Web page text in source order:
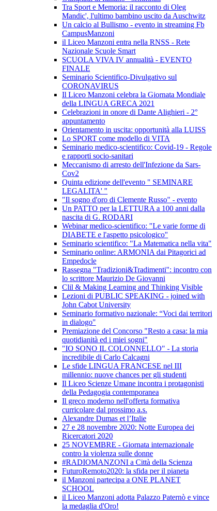
Tra Sport e Memoria: il racconto di Oleg
Mandic', l'ultimo bambino uscito da Auschwitz
Un calcio al Bullismo - evento in streaming Fb
CampusManzoni
il Liceo Manzoni entra nella RNSS - Rete
Nazionale Scuole Smart
SCUOLA VIVA IV annualità - EVENTO
FINALE
Seminario Scientifico-Divulgativo sul
CORONAVIRUS
Il Liceo Manzoni celebra la Giornata Mondiale
della LINGUA GRECA 2021
Celebrazioni in onore di Dante Alighieri - 2°
appuntamento
Orientamento in uscita: opportunità alla LUISS
Lo SPORT come modello di VITA
Seminario medico-scientifico: Covid-19 - Regole
e rapporti socio-sanitari
Meccanismo di arresto dell'Infezione da Sars-
Cov2
Quinta edizione dell'evento " SEMINARE
LEGALITA' "
"Il sogno d'oro di Clemente Russo" - evento
Un PATTO per la LETTURA a 100 anni dalla
nascita di G. RODARI
Webinar medico-scientifico: "Le varie forme di
DIABETE e l'aspetto psicologico"
Seminario scientifico: "La Matematica nella vita"
Seminario online: ARMONIA dai Pitagorici ad
Empedocle
Rassegna "Tradizioni&Tradimenti": incontro con
lo scrittore Maurizio De Giovanni
Clil & Making Learning and Thinking Visible
Lezioni di PUBLIC SPEAKING - joined with
John Cabot University
Seminario formativo nazionale: “Voci dai territori
in dialogo"
Premiazione del Concorso "Resto a casa: la mia
quotidianità ed i miei sogni"
"IO SONO IL COLONNELLO" - La storia
incredibile di Carlo Calcagni
Le sfide LINGUA FRANCESE nel III
millennio: nuove chances per gli studenti
Il Liceo Scienze Umane incontra i protagonisti
della Pedagogia contemporanea
Il greco moderno nell'offerta formativa
curricolare dal prossimo a.s.
Alexandre Dumas et l’Italie
27 e 28 novembre 2020: Notte Europea dei
Ricercatori 2020
25 NOVEMBRE - Giornata internazionale
contro la violenza sulle donne
#RADIOMANZONI a Città della Scienza
FuturoRemoto2020: la sfida per il pianeta
il Manzoni partecipa a ONE PLANET
SCHOOL
il Liceo Manzoni adotta Palazzo Paternò e vince
la medaglia d'Oro!